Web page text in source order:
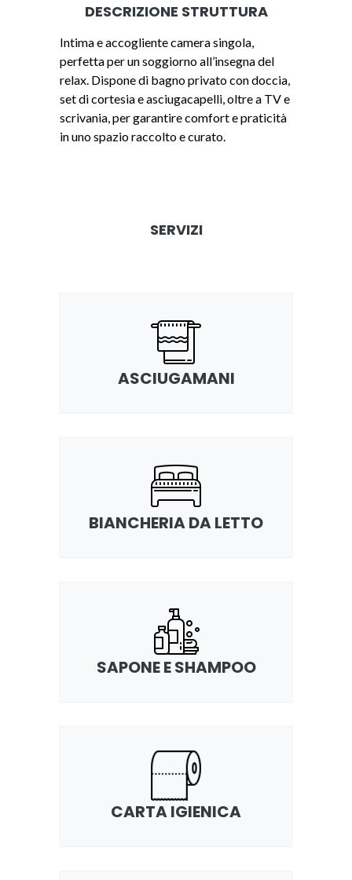
DESCRIZIONE STRUTTURA
Intima e accogliente camera singola,
perfetta per un soggiorno all’insegna del
relax. Dispone di bagno privato con doccia,
set di cortesia e asciugacapelli, oltre a TV e
scrivania, per garantire comfort e praticità
in uno spazio raccolto e curato.
SERVIZI
ASCIUGAMANI
BIANCHERIA DA LETTO
SAPONE E SHAMPOO
CARTA IGIENICA